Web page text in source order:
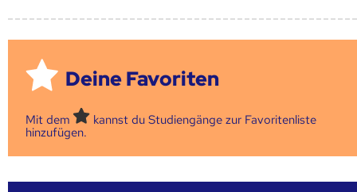
Deine Favoriten
Mit dem
kannst du Studiengänge zur Favoritenliste
hinzufügen.